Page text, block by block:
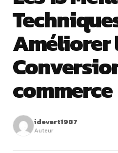
Améliorer
commerce
idevart1987
Auteur